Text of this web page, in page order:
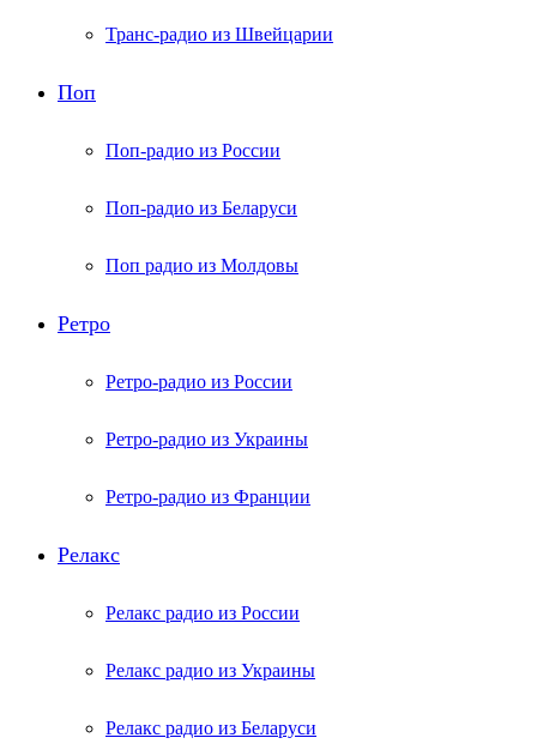
Транс-радио из Швейцарии
Поп
Поп-радио из России
Поп-радио из Беларуси
Поп радио из Молдовы
Ретро
Ретро-радио из России
Ретро-радио из Украины
Ретро-радио из Франции
Релакс
Релакс радио из России
Релакс радио из Украины
Релакс радио из Беларуси